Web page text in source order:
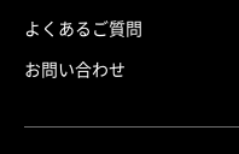
よくあるご質問
お問い合わせ